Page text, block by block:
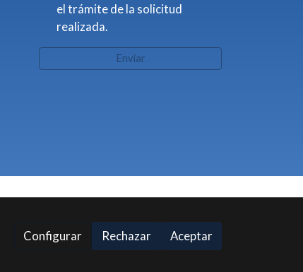
el trámite de la solicitud
realizada.
Enviar
Configurar Rechazar Aceptar